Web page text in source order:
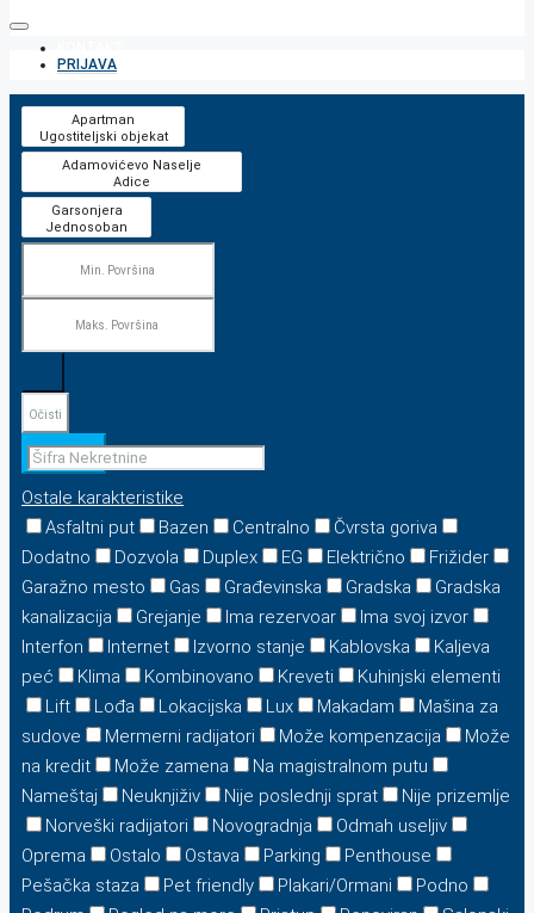
PRIJAVA
Očisti
Pretraga
Ostale karakteristike
Asfaltni put
Bazen Centralno
Čvrsta goriva
Dodatno
Dozvola Duplex EG Električno
Frižider
Garažno mesto
Gas Građevinska Gradska
Gradska
kanalizacija
Grejanje Ima rezervoar
Ima svoj izvor
Interfon
Internet Izvorno stanje Kablovska
Kaljeva
peć
Klima Kombinovano Kreveti
Kuhinjski elementi
Lift
Lođa Lokacijska Lux Makadam
Mašina za
sudove
Mermerni radijatori Može kompenzacija
Može
na kredit
Može zamena
Na magistralnom putu
Nameštaj
Neuknjiživ Nije poslednji sprat
Nije prizemlje
Norveški radijatori
Novogradnja
Odmah useljiv
Oprema
Ostalo Ostava Parking
Penthouse
Pešačka staza
Pet friendly Plakari/Ormani
Podno